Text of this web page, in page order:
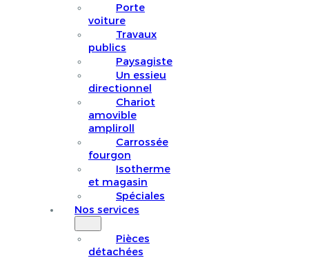
Porte
voiture
Travaux
publics
Paysagiste
Un essieu
directionnel
Chariot
amovible
ampliroll
Carrossée
fourgon
Isotherme
et magasin
Spéciales
Nos services
Pièces
détachées